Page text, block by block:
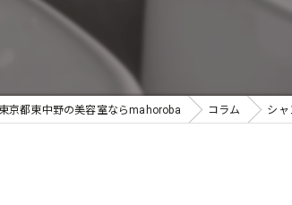
東京都東中野の美容室ならmahoroba コラム シャ